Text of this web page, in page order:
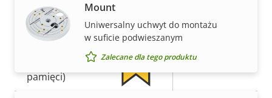
Zoptymalizowany moduł
podczerwieni
Zasób lokalny (gniazdo karty
pamięci)
Mount
Uniwersalny uchwyt do montażu
w suficie podwieszanym
Zalecane dla tego produktu